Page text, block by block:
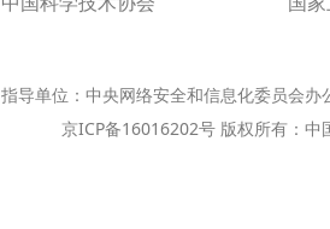
指导单位：中央网络安全和信息化委员会
京ICP备16016202号 版权所有：